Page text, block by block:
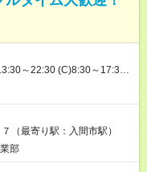
～22:30 (C)8:30～17:30
時給1300円、週5勤務の場合
×22日＋勤務手当300円
フトは気軽にご相談をくだ
（最寄り駅：入間市駅）
部